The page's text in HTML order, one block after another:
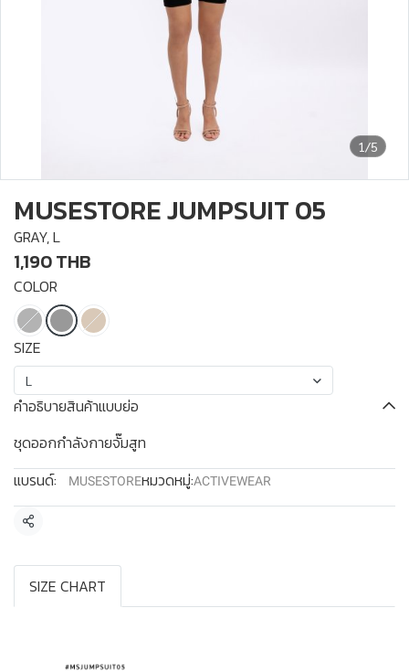
1/5
MUSESTORE JUMPSUIT 05
GRAY, L
1,190 THB
COLOR
SIZE
L
คำอธิบายสินค้าแบบย่อ
ชุดออกกำลังกายจั๊มสูท
แบรนด์:
MUSESTOREหมวดหมู่:ACTIVEWEAR
แชร์
SIZE CHART